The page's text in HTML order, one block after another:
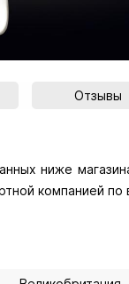
Отзывы
ниже
компанией по